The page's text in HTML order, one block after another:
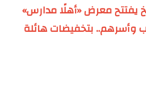
يفتتح معرض «أهلًا مدارس»
وأسرهم.. بتخفيضات هائلة